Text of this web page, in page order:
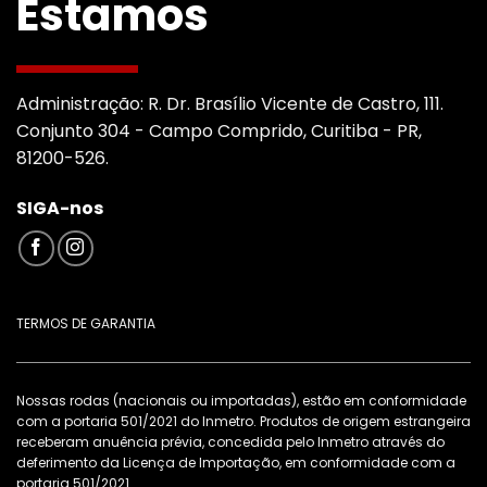
Estamos
Administração: R. Dr. Brasílio Vicente de Castro, 111.
Conjunto 304 - Campo Comprido, Curitiba - PR,
81200-526.
SIGA-nos
TERMOS DE GARANTIA
Nossas rodas (nacionais ou importadas), estão em conformidade
com a portaria 501/2021 do Inmetro. Produtos de origem estrangeira
receberam anuência prévia, concedida pelo Inmetro através do
deferimento da Licença de Importação, em conformidade com a